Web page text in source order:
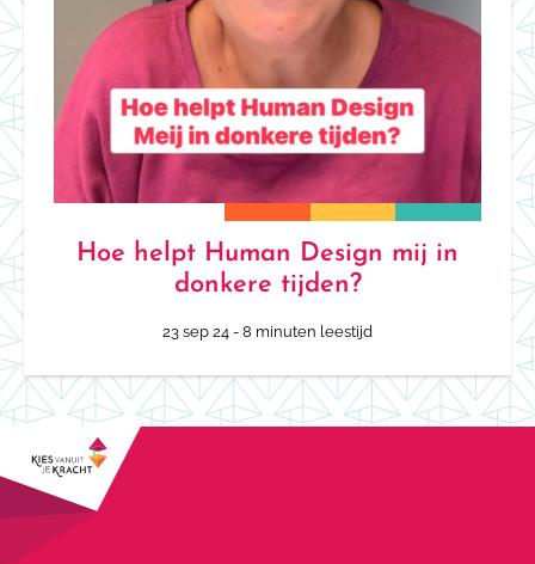
Hoe helpt Human Design mij in
donkere tijden?
23 sep 24 - 8 minuten leestijd